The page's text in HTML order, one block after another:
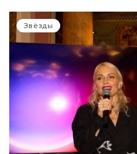
Звёзды